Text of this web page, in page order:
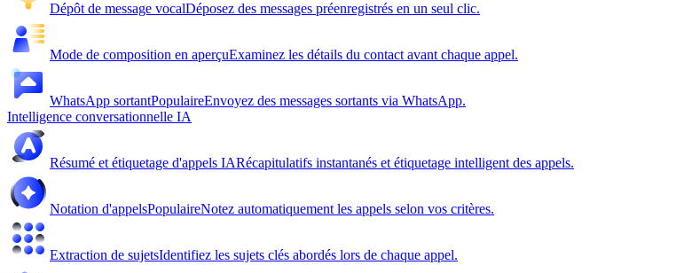
Dépôt de message vocalDéposez des messages préenregistrés en un seul clic.
Mode de composition en aperçuExaminez les détails du contact avant chaque appel.
WhatsApp sortantPopulaireEnvoyez des messages sortants via WhatsApp.
Intelligence conversationnelle IA
Résumé et étiquetage d'appels IARécapitulatifs instantanés et étiquetage intelligent des appels.
Notation d'appelsPopulaireNotez automatiquement les appels selon vos critères.
Extraction de sujetsIdentifiez les sujets clés abordés lors de chaque appel.